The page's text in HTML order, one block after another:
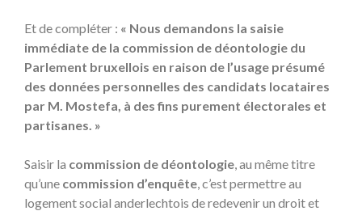
Et de compléter : « Nous demandons la saisie
immédiate de la commission de déontologie du
Parlement bruxellois en raison de l’usage présumé
des données personnelles des candidats locataires
par M. Mostefa, à des fins purement électorales et
partisanes. »
Saisir la commission de déontologie, au même titre
qu’une commission d’enquête, c’est permettre au
logement social anderlechtois de redevenir un droit et